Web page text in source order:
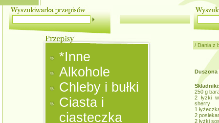
*Inne
Alkohole
Chleby i bułki
Ciasta i
ciasteczka
/ Dania z
Duszona
250 g
2 łyżki
sherry
1
2
2 łyżki